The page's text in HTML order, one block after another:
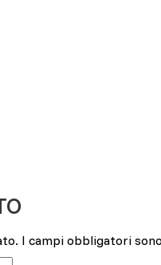
I campi obbligatori